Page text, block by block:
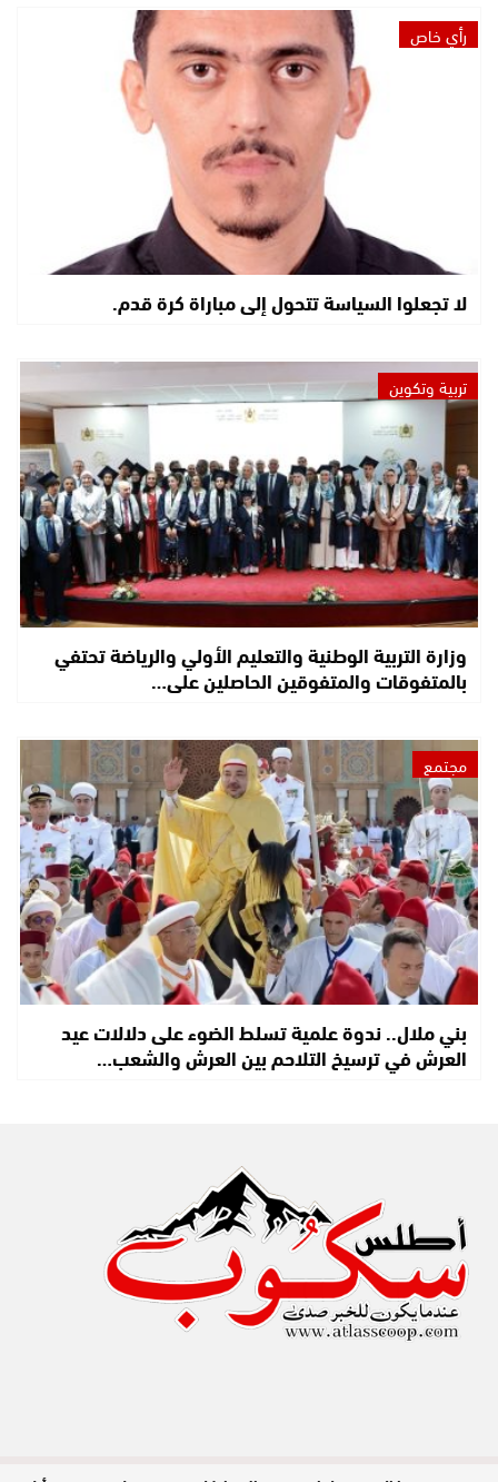
رأي خاص
لا تجعلوا السياسة تتحول إلى مباراة كرة قدم.
تربية وتكوين
وزارة التربية الوطنية والتعليم الأولي والرياضة تحتفي
بالمتفوقات والمتفوقين الحاصلين على…
مجتمع
بني ملال.. ندوة علمية تسلط الضوء على دلالات عيد
العرش في ترسيخ التلاحم بين العرش والشعب…